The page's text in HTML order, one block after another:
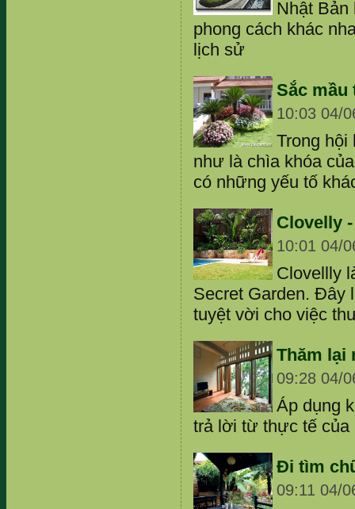
Nhật
phong cách khác
lịch sử
Sắc
10:03 04/
Trong
như là chìa khóa
có những yếu tố
Clovelly
10:01 04/
Clovellly
Secret Garden. Đây
tuyệt vời cho việc
Thăm lại
09:28 04/
Áp dụng
trả lời từ thực tế của
Đi tìm
09:11 04/